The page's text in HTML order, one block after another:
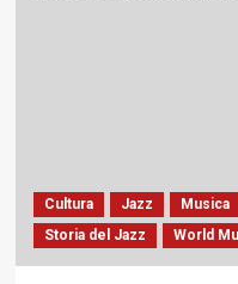
LATINA
DA
Cultura Jazz Musica
Storia del Jazz
World